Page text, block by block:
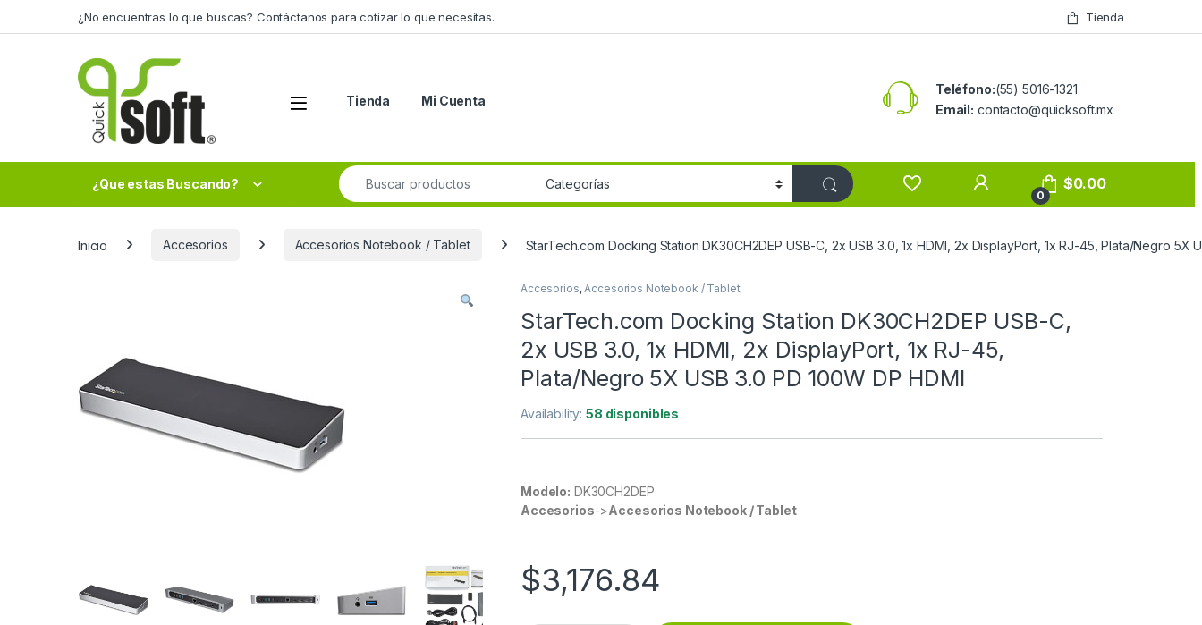
¿No encuentras lo que buscas? Contáctanos para cotizar lo que necesitas. Tienda
Tienda Mi Cuenta
Teléfono:(55) 5016-1321
Email: contacto@quicksoft.mx
¿Que estas Buscando?
Search for:
0
$0.00
Inicio Accesorios Accesorios Notebook / Tablet StarTech.com Docking Station DK30CH2DEP USB-C, 2x USB 3.0, 1x HDMI, 2x DisplayPort, 1x RJ-45, Plata/Negro 5X
Accesorios,Accesorios Notebook / Tablet
StarTech.com Docking Station DK30CH2DEP USB-C,
2x USB 3.0, 1x HDMI, 2x DisplayPort, 1x RJ-45,
Plata/Negro 5X USB 3.0 PD 100W DP HDMI
Availability:58 disponibles
Modelo: DK30CH2DEP
Accesorios->Accesorios Notebook / Tablet
$3,176.84